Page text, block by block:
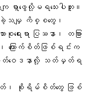
ာဖွေလို့မရသေးပါဘူး။
ခဲ့သမျှ ကိစ္စတွေ၊
ေးရာ ပြဿနာ၊ တခြား
ာ၊ ကြောက်စိတ်ဖြစ်ရင်းက
ယားစိတ်ဝေဒနာလို့ သတ်မှတ်ရ
၊ စိုးရိမ်စိတ်တွေ ဖြစ်